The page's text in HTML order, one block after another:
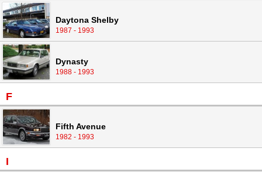
Daytona Shelby
1987 - 1993
Dynasty
1988 - 1993
F
Fifth Avenue
1982 - 1993
I